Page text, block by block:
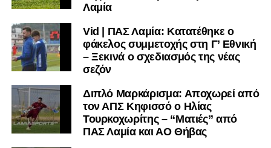
υπόλοιπο κόσμο. Ακολουθήστε το lamiara.gr στο
μαθαίνετε σε χρόνο dt όλα τα νέα.
Λαμία
Vid | ΠΑΣ Λαμία: Κατατέθηκε ο
φάκελος συμμετοχής στη Γ’ Εθνική
– Ξεκινά ο σχεδιασμός της νέας
σεζόν
Διπλό Μαρκάρισμα: Αποχωρεί από
τον ΑΠΣ Κηφισσό ο Ηλίας
Τουρκοχωρίτης – “Ματιές” από
ΠΑΣ Λαμία και ΑΟ Θήβας